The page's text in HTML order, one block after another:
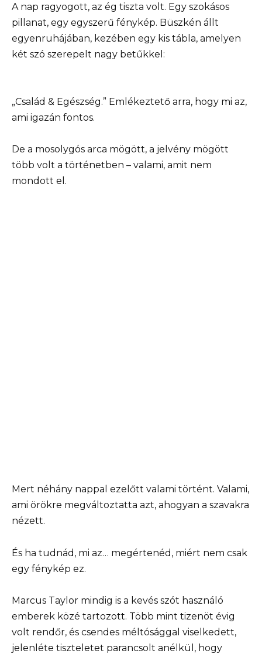
A nap ragyogott, az ég tiszta volt. Egy szokásos
pillanat, egy egyszerű fénykép. Büszkén állt
egyenruhájában, kezében egy kis tábla, amelyen
két szó szerepelt nagy betűkkel:
„Család & Egészség.” Emlékeztető arra, hogy mi az,
ami igazán fontos.
De a mosolygós arca mögött, a jelvény mögött
több volt a történetben – valami, amit nem
mondott el.
Mert néhány nappal ezelőtt valami történt. Valami,
ami örökre megváltoztatta azt, ahogyan a szavakra
nézett.
És ha tudnád, mi az… megértenéd, miért nem csak
egy fénykép ez.
Marcus Taylor mindig is a kevés szót használó
emberek közé tartozott. Több mint tizenöt évig
volt rendőr, és csendes méltósággal viselkedett,
jelenléte tiszteletet parancsolt anélkül, hogy